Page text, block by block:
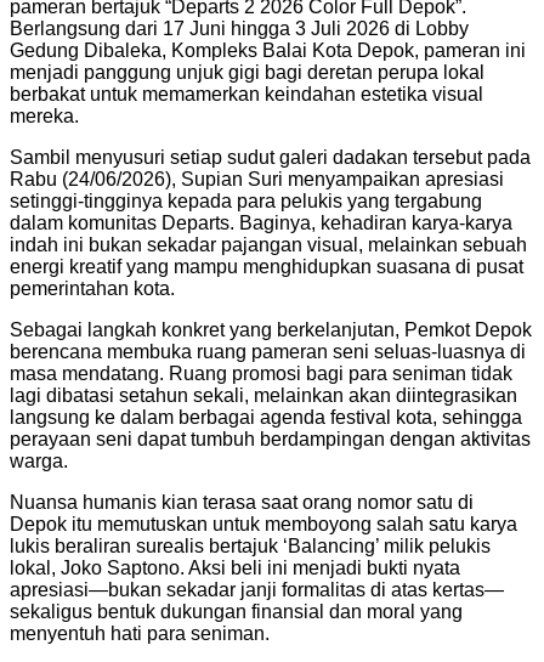
pameran bertajuk “Departs 2 2026 Color Full Depok”.
Berlangsung dari 17 Juni hingga 3 Juli 2026 di Lobby
Gedung Dibaleka, Kompleks Balai Kota Depok, pameran ini
menjadi panggung unjuk gigi bagi deretan perupa lokal
berbakat untuk memamerkan keindahan estetika visual
mereka.
Sambil menyusuri setiap sudut galeri dadakan tersebut pada
Rabu (24/06/2026), Supian Suri menyampaikan apresiasi
setinggi-tingginya kepada para pelukis yang tergabung
dalam komunitas Departs. Baginya, kehadiran karya-karya
indah ini bukan sekadar pajangan visual, melainkan sebuah
energi kreatif yang mampu menghidupkan suasana di pusat
pemerintahan kota.
Sebagai langkah konkret yang berkelanjutan, Pemkot Depok
berencana membuka ruang pameran seni seluas-luasnya di
masa mendatang. Ruang promosi bagi para seniman tidak
lagi dibatasi setahun sekali, melainkan akan diintegrasikan
langsung ke dalam berbagai agenda festival kota, sehingga
perayaan seni dapat tumbuh berdampingan dengan aktivitas
warga.
Nuansa humanis kian terasa saat orang nomor satu di
Depok itu memutuskan untuk memboyong salah satu karya
lukis beraliran surealis bertajuk ‘Balancing’ milik pelukis
lokal, Joko Saptono. Aksi beli ini menjadi bukti nyata
apresiasi—bukan sekadar janji formalitas di atas kertas—
sekaligus bentuk dukungan finansial dan moral yang
menyentuh hati para seniman.